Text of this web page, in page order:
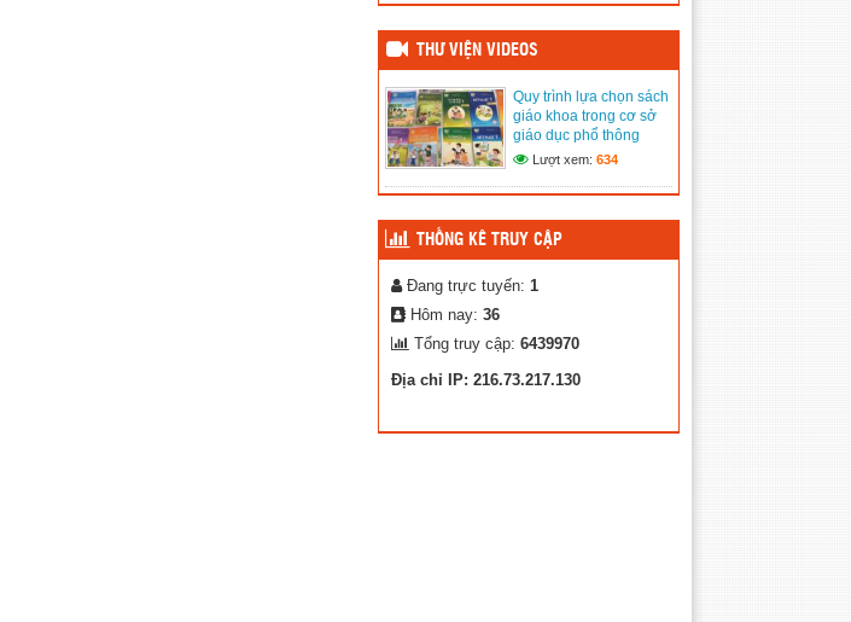
dục phổ thông
Thư Viện Ảnh
(02/03/2020)
THƯ VIỆN VIDEOS
Quy trình lựa chọn sách
giáo khoa trong cơ sở
giáo dục phổ thông
Lượt xem: 634
THỐNG KÊ TRUY CẬP
Đang trực tuyến: 1
Hôm nay: 36
Tổng truy cập: 6439970
Địa chỉ IP: 216.73.217.130